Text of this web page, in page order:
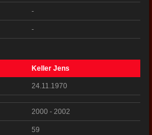
-
-
Keller Jens
24.11.1970
2000 - 2002
59